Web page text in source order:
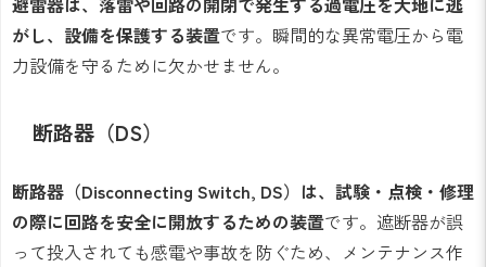
がし、設備を保護する装置です。瞬間的な異常電圧から電
力設備を守るために欠かせません。
断路器（DS）
断路器（Disconnecting Switch, DS）は、試験・点検・修理
の際に回路を安全に開放するための装置です。遮断器が誤
って投入されても感電や事故を防ぐため、メンテナンス作